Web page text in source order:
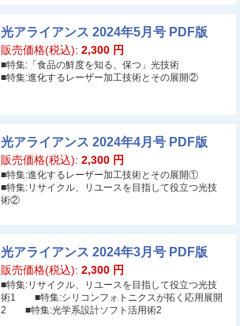
光アライアンス 2024年5月号 PDF版
販売価格(税込): 2,300 円
■特集:「食品の鮮度を知る、保つ」光技術
■特集:進化するレーザー加工技術とその展開②
光アライアンス 2024年4月号 PDF版
販売価格(税込): 2,300 円
■特集:進化するレーザー加工技術とその展開①
■特集:リサイクル、リユースを目指して役立つ光技
術②
光アライアンス 2024年3月号 PDF版
販売価格(税込): 2,300 円
■特集:リサイクル、リユースを目指して役立つ光技
術1 ■特集:シリコンフォトニクスが拓く応用展開
2 ■特集:光学系設計ソフト活用術2